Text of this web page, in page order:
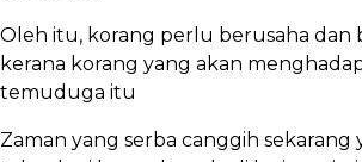
Oleh itu, korang perlu berusaha dan
kerana korang yang akan
temuduga itu
Zaman yang serba canggih sekarang